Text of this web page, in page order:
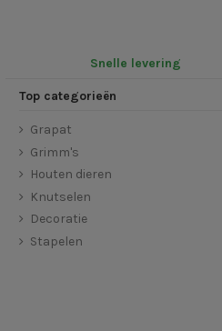
Snelle levering
Top categorieën
Grapat
Grimm's
Houten dieren
Knutselen
Decoratie
Stapelen